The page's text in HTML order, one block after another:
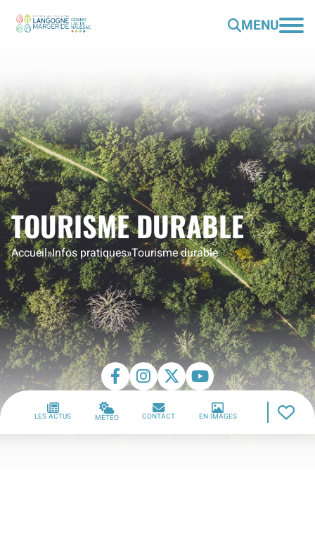
MENU
TOURISME DURABLE
Accueil»Infos pratiques»Tourisme durable
LES ACTUS MÉTÉO CONTACT EN IMAGES